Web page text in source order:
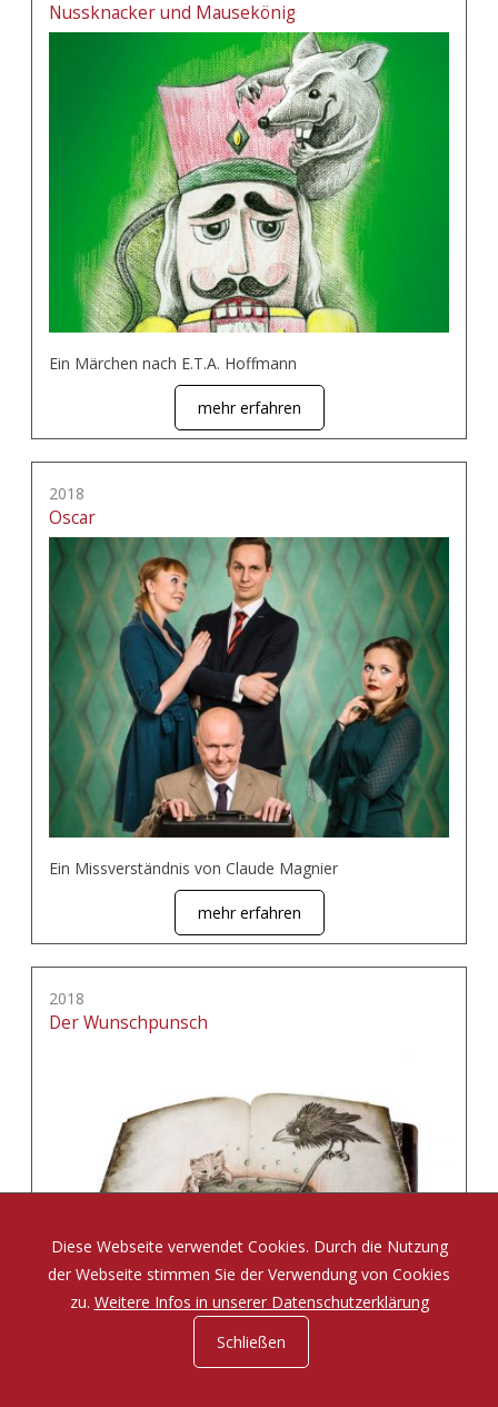
Nussknacker und Mausekönig
Ein Märchen nach E.T.A. Hoffmann
mehr erfahren
2018
Oscar
Ein Missverständnis von Claude Magnier
mehr erfahren
2018
Der Wunschpunsch
Eine Zauberposse von Michael Ende
Diese Webseite verwendet Cookies. Durch die Nutzung
der Webseite stimmen Sie der Verwendung von Cookies
zu. Weitere Infos in unserer Datenschutzerklärung
Schließen